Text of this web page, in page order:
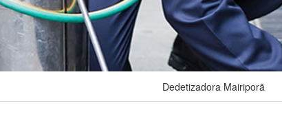
Dedetizadora Mairiporã